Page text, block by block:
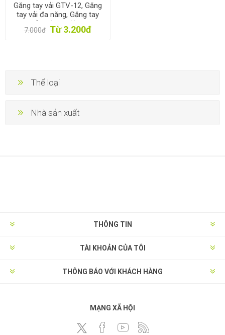
Găng tay vải GTV-12, Găng
tay vải đa năng, Găng tay
bảo hộ lao động
7.000đ Từ 3.200đ
Thể loại
Nhà sản xuất
THÔNG TIN
TÀI KHOẢN CỦA TÔI
THÔNG BÁO VỚI KHÁCH HÀNG
MẠNG XÃ HỘI